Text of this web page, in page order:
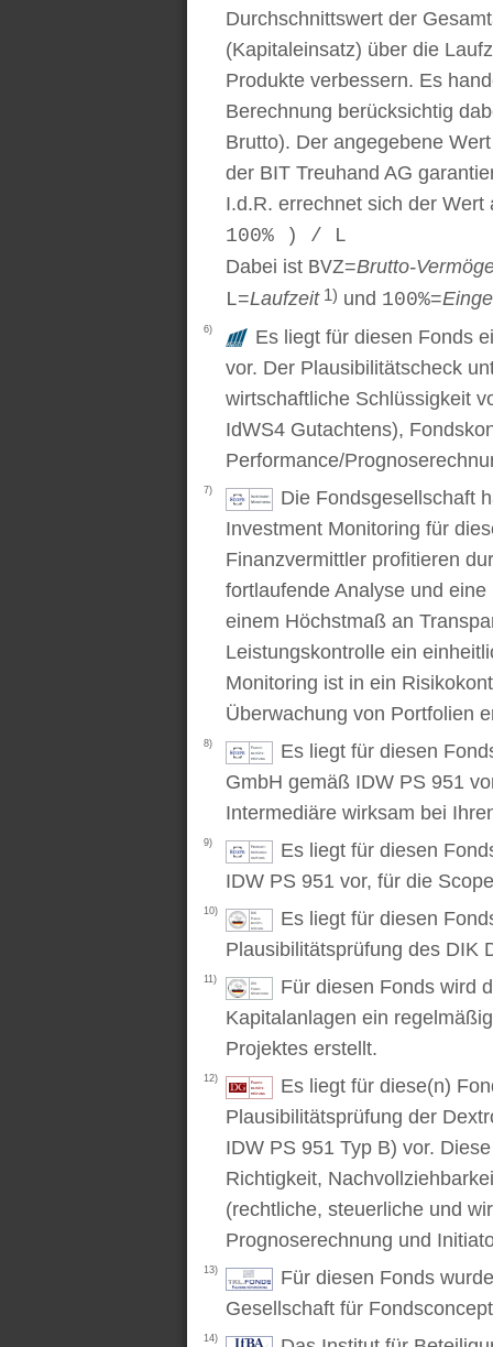
Durchschnittswert der
(Kapitaleinsatz) über die
Produkte verbessern. Es
Berechnung berücksichtig
Brutto). Der angegebene
der BIT Treuhand AG
I.d.R. errechnet sich der
100% ) / L
Dabei ist BVZ=Brutto-
L=Laufzeit1) und 100%=
6)
Es liegt für diesen Fonds
vor. Der Plausibilitätscheck
wirtschaftliche Schlüssigkeit
IdWS4 Gutachtens),
Performance/
7)
Die Fondsgesellschaft
Investment Monitoring für
Finanzvermittler profitieren
fortlaufende Analyse und
einem Höchstmaß an
Leistungskontrolle ein
Monitoring ist in ein
Überwachung von Portfolien
8)
Es liegt für diesen
GmbH gemäß IDW PS 951
Intermediäre wirksam bei
9)
Es liegt für diesen
IDW PS 951 vor, für die
10)
Es liegt für diesen
Plausibilitätsprüfung des DIK
11)
Für diesen Fonds wird
Kapitalanlagen ein
Projektes erstellt.
12)
Es liegt für diese(n)
Plausibilitätsprüfung der
IDW PS 951 Typ B) vor.
Richtigkeit,
(rechtliche, steuerliche und
Prognoserechnung und
13)
Für diesen Fonds
Gesellschaft für
14)